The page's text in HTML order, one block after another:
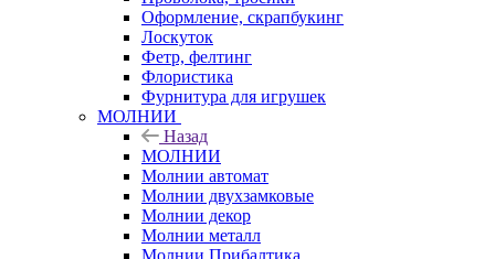
Оформление, скрапбукинг
Лоскуток
Фетр, фелтинг
Флористика
Фурнитура для игрушек
МОЛНИИ
Назад
МОЛНИИ
Молнии автомат
Молнии двухзамковые
Молнии декор
Молнии металл
Молнии Прибалтика